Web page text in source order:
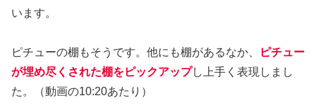
います。
ピチューの棚もそうです。他にも棚があるなか、
ピチュー
が埋め尽くされた棚をピックアップし上手く表現しまし
た。（動画の10:20あたり）